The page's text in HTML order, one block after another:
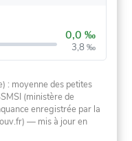
0,0 ‰
3,8 ‰
: moyenne des petites
(ministère de
enregistrée par la
— mis à jour en